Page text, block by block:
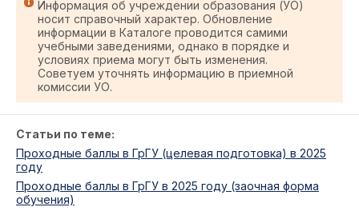
Информация об учреждении образования (УО)
носит справочный характер. Обновление
информации в Каталоге проводится самими
учебными заведениями, однако в порядке и
условиях приема могут быть изменения.
Советуем уточнять информацию в приемной
комиссии УО.
Статьи по теме:
Проходные баллы в ГрГУ (целевая подготовка) в 2025
году
Проходные баллы в ГрГУ в 2025 году (заочная форма
обучения)